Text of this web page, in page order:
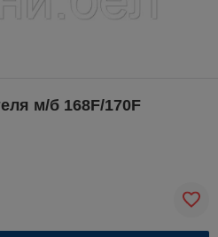
м/б 168F/170F